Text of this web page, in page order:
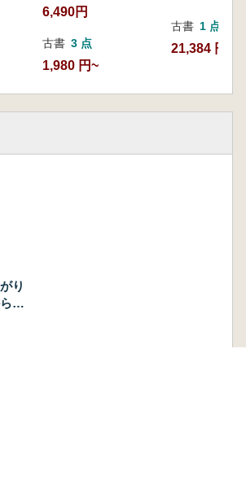
6,490円
古書 3 点
1,980 円~
古書 1 点
21,384 円
り
よ